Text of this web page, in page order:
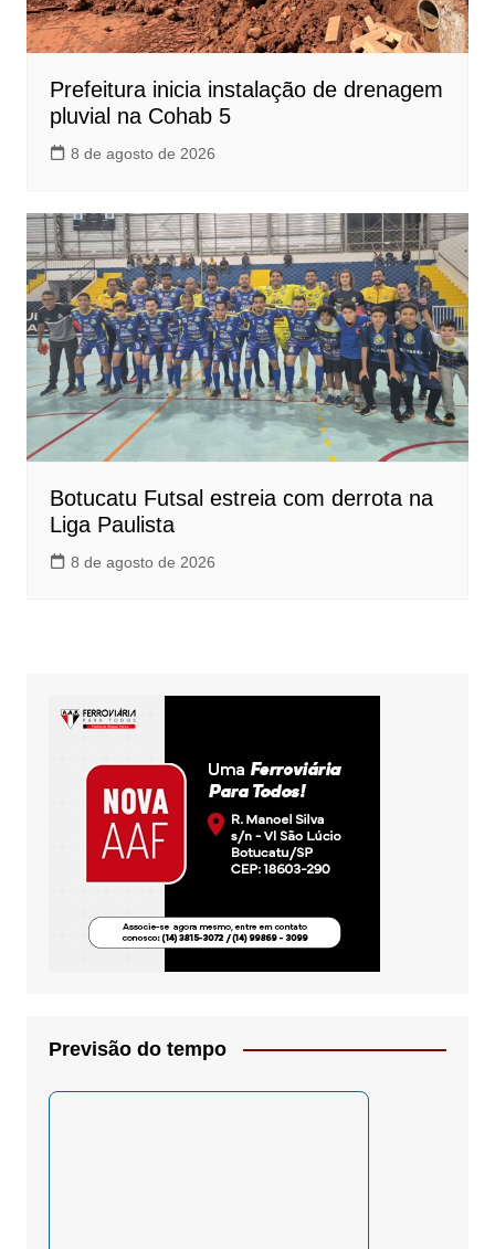
Prefeitura inicia instalação de drenagem
pluvial na Cohab 5
8 de agosto de 2026
Botucatu Futsal estreia com derrota na
Liga Paulista
8 de agosto de 2026
Previsão do tempo